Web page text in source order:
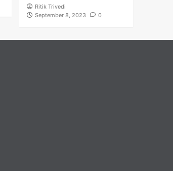
Ritik Trivedi
September 8, 2023
0